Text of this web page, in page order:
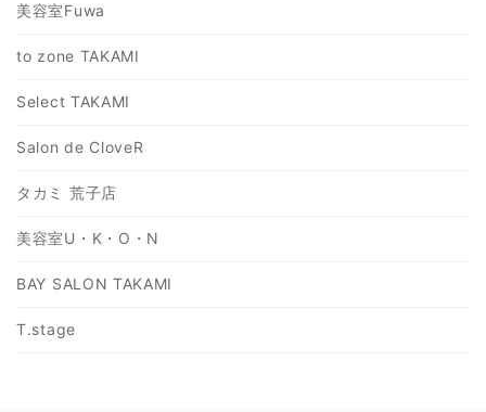
美容室Fuwa
to zone TAKAMI
Select TAKAMI
Salon de CloveR
タカミ 荒子店
美容室U・K・O・N
BAY SALON TAKAMI
T.stage